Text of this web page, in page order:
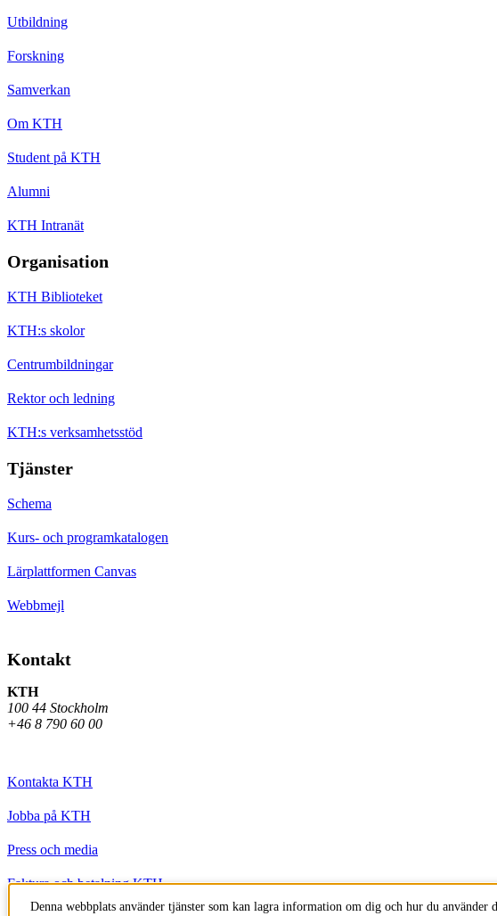
Utbildning
Forskning
Samverkan
Om KTH
Student på KTH
Alumni
KTH Intranät
Organisation
KTH Biblioteket
KTH:s skolor
Centrumbildningar
Rektor och ledning
KTH:s verksamhetsstöd
Tjänster
Schema
Kurs- och programkatalogen
Lärplattformen Canvas
Webbmejl
Kontakt
KTH
100 44 Stockholm
+46 8 790 60 00
Kontakta KTH
Jobba på KTH
Press och media
Faktura och betalning KTH
Denna webbplats använder tjänster som kan lagra information om dig och hur du använder